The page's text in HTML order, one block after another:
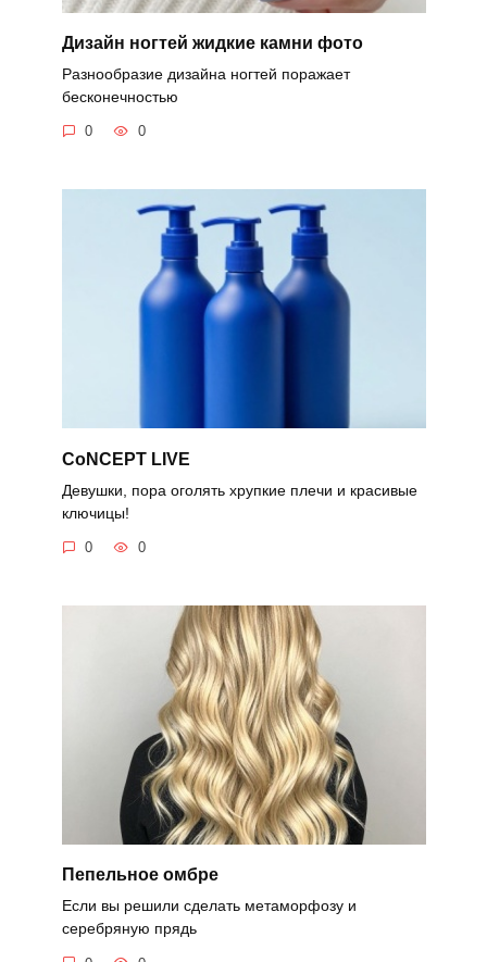
Дизайн ногтей жидкие камни фото
Разнообразие дизайна ногтей поражает
бесконечностью
0 0
CoNCEPT LIVE
Девушки, пора оголять хрупкие плечи и красивые
ключицы!
0 0
Пепельное омбре
Если вы решили сделать метаморфозу и
серебряную прядь